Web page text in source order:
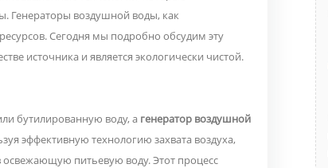
Генераторы воздушной воды, как
Сегодня мы подробно обсудим эту
источника и является экологически чистой.
бутилированную воду, а генератор воздушной
эффективную технологию захвата воздуха,
освежающую питьевую воду. Этот процесс